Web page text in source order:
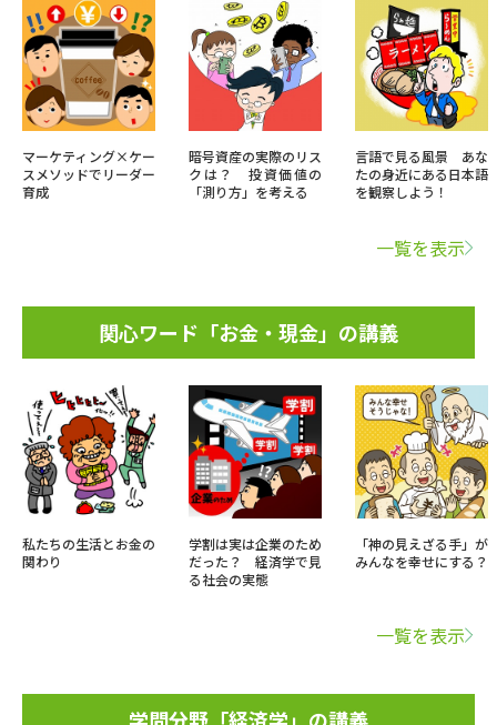
マーケティング×ケー
スメソッドでリーダー
育成
暗号資産の実際のリス
クは？ 投資価値の
「測り方」を考える
言語で見る風景 あな
たの身近にある日本語
を観察しよう！
一覧を表示
関心ワード「お金・現金」の講義
私たちの生活とお金の
関わり
学割は実は企業のため
だった？ 経済学で見
る社会の実態
「神の見えざる手」が
みんなを幸せにする？
一覧を表示